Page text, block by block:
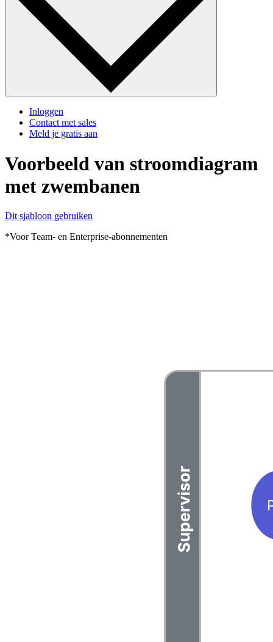
Inloggen
Contact met sales
Meld je gratis aan
Voorbeeld van stroomdiagram
met zwembanen
Dit sjabloon gebruiken
*Voor Team- en Enterprise-abonnementen